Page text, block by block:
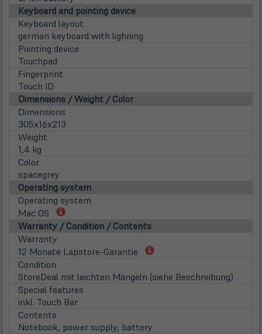
Keyboard and pointing device
Keyboard layout
german keyboard with lighning
Pointing device
Touchpad
Fingerprint
Touch ID
Dimensions / Weight / Color
Dimensions
305x16x213
Weight
1,4 kg
Color
spacegrey
Operating system
Operating system
Mac OS
(öffnet
in
Tab)
Warranty / Condition / Contents
Warranty
12 Monate Lapstore-Garantie
(öffnet
neuem
Condition
StoreDeal mit leichten Mängeln (siehe Beschreibung)
Special features
inkl. Touch Bar
Contents
Notebook, power supply, battery